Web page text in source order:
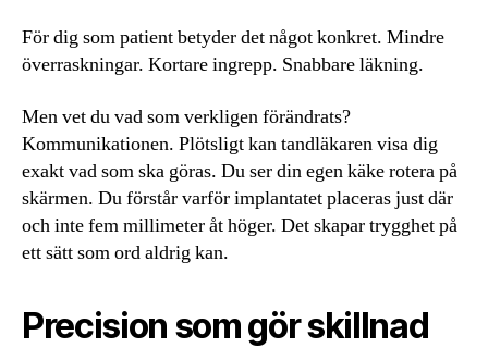
För dig som patient betyder det något konkret. Mindre
överraskningar. Kortare ingrepp. Snabbare läkning.
Men vet du vad som verkligen förändrats?
Kommunikationen. Plötsligt kan tandläkaren visa dig
exakt vad som ska göras. Du ser din egen käke rotera på
skärmen. Du förstår varför implantatet placeras just där
och inte fem millimeter åt höger. Det skapar trygghet på
ett sätt som ord aldrig kan.
Precision som gör skillnad